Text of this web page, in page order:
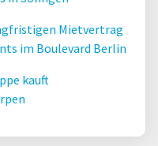
Mietvertrag
im Boulevard Berlin
kauft